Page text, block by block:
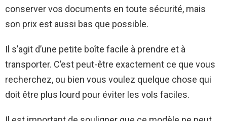
conserver vos documents en toute sécurité, mais
son prix est aussi bas que possible.
Il s’agit d’une petite boîte facile à prendre et à
transporter. C’est peut-être exactement ce que vous
recherchez, ou bien vous voulez quelque chose qui
doit être plus lourd pour éviter les vols faciles.